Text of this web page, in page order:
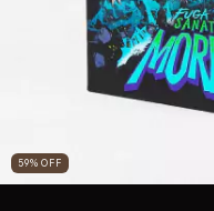
59% OFF